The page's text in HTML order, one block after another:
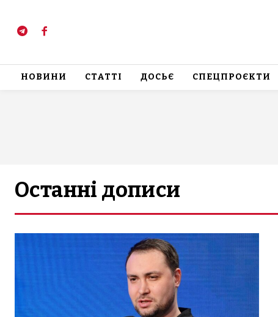
НОВИНИ СТАТТІ ДОСЬЄ СПЕЦПРОЄКТИ
Останні дописи